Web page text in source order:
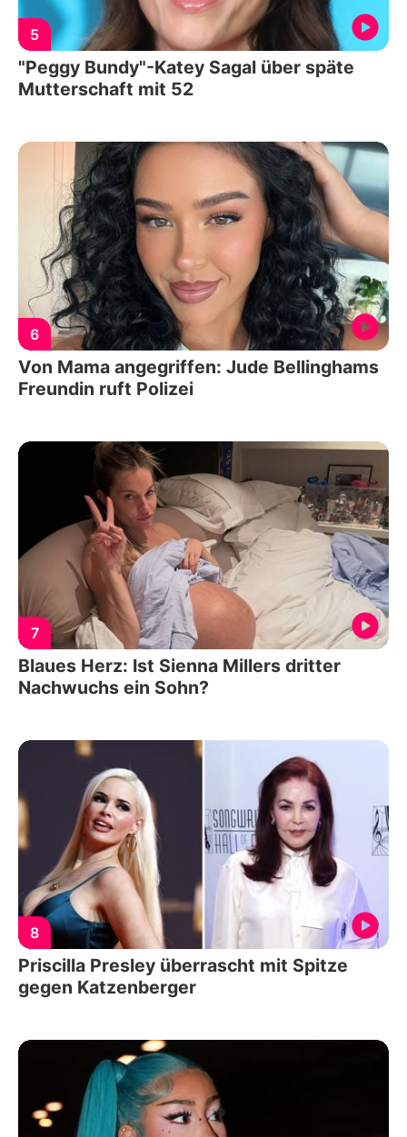
5
"Peggy Bundy"-Katey Sagal über späte
Mutterschaft mit 52
6
Von Mama angegriffen: Jude Bellinghams
Freundin ruft Polizei
7
Blaues Herz: Ist Sienna Millers dritter
Nachwuchs ein Sohn?
8
Priscilla Presley überrascht mit Spitze
gegen Katzenberger